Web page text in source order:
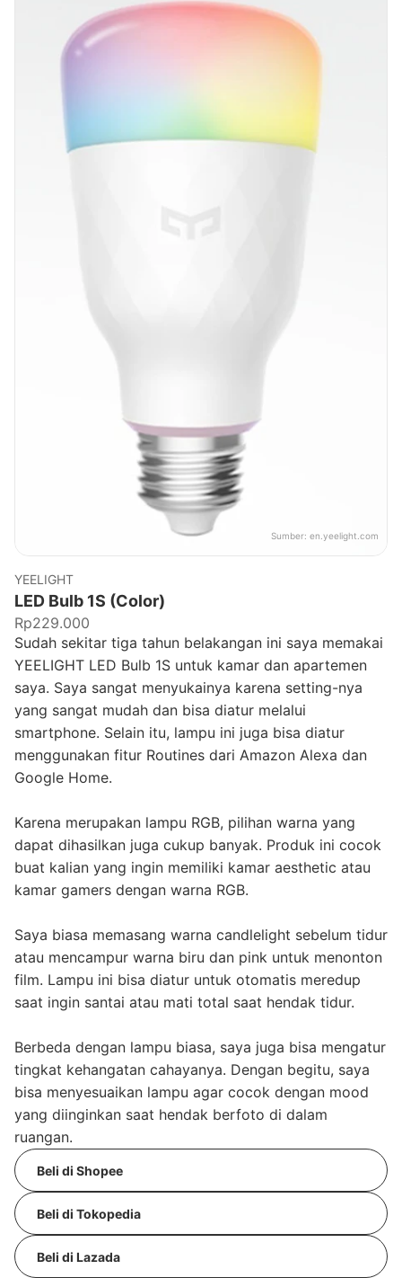
Sumber: en.yeelight.com
YEELIGHT
LED Bulb 1S (Color)
Rp229.000
Sudah sekitar tiga tahun belakangan ini saya memakai
YEELIGHT LED Bulb 1S untuk kamar dan apartemen
saya. Saya sangat menyukainya karena setting-nya
yang sangat mudah dan bisa diatur melalui
smartphone. Selain itu, lampu ini juga bisa diatur
menggunakan fitur Routines dari Amazon Alexa dan
Google Home.
Karena merupakan lampu RGB, pilihan warna yang
dapat dihasilkan juga cukup banyak. Produk ini cocok
buat kalian yang ingin memiliki kamar aesthetic atau
kamar gamers dengan warna RGB.
Saya biasa memasang warna candlelight sebelum tidur
atau mencampur warna biru dan pink untuk menonton
film. Lampu ini bisa diatur untuk otomatis meredup
saat ingin santai atau mati total saat hendak tidur.
Berbeda dengan lampu biasa, saya juga bisa mengatur
tingkat kehangatan cahayanya. Dengan begitu, saya
bisa menyesuaikan lampu agar cocok dengan mood
yang diinginkan saat hendak berfoto di dalam
ruangan.
Beli di Shopee
Beli di Tokopedia
Beli di Lazada